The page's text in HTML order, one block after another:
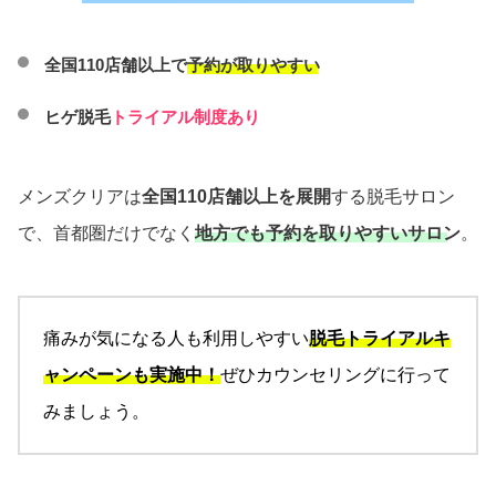
全国110店舗以上で予約が取りやすい
ヒゲ脱毛トライアル制度あり
メンズクリアは全国110店舗以上を展開する脱毛サロン
で、首都圏だけでなく 地方でも予約を取りやすいサロン。
痛みが気になる人も利用しやすい脱毛トライアルキ
ャンペーンも実施中！ぜひカウンセリングに行って
みましょう。